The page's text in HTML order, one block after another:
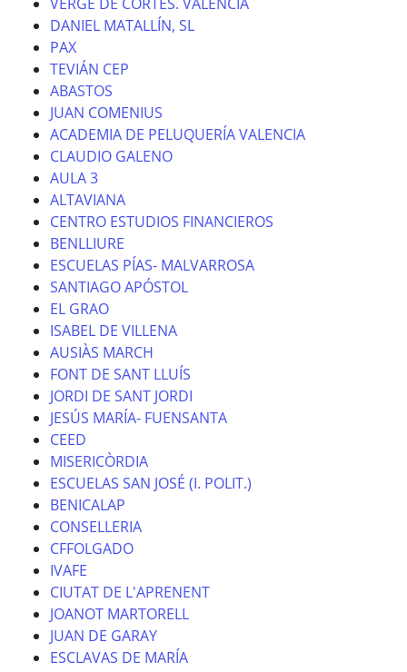
DANIEL MATALLÍN, SL
PAX
TEVIÁN CEP
ABASTOS
JUAN COMENIUS
ACADEMIA DE PELUQUERÍA VALENCIA
CLAUDIO GALENO
AULA 3
ALTAVIANA
CENTRO ESTUDIOS FINANCIEROS
BENLLIURE
ESCUELAS PÍAS- MALVARROSA
SANTIAGO APÓSTOL
EL GRAO
ISABEL DE VILLENA
AUSIÀS MARCH
FONT DE SANT LLUÍS
JORDI DE SANT JORDI
JESÚS MARÍA- FUENSANTA
CEED
MISERICÒRDIA
ESCUELAS SAN JOSÉ (I. POLIT.)
BENICALAP
CONSELLERIA
CFFOLGADO
IVAFE
CIUTAT DE L'APRENENT
JOANOT MARTORELL
JUAN DE GARAY
ESCLAVAS DE MARÍA